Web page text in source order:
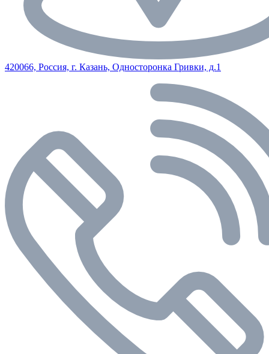
420066, Россия, г. Казань, Односторонка Гривки, д.1